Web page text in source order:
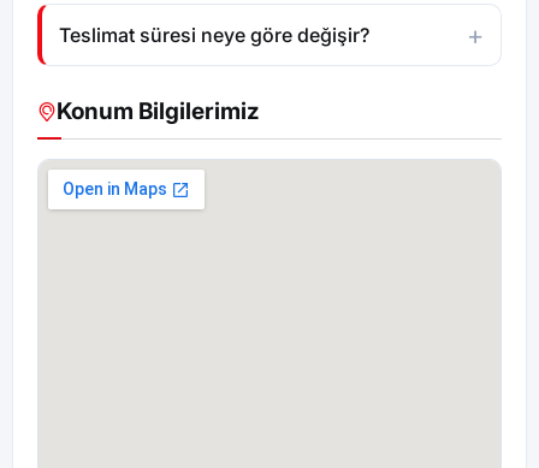
Teslimat süresi neye göre değişir?
Konum Bilgilerimiz